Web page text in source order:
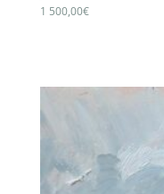
1 500,00€